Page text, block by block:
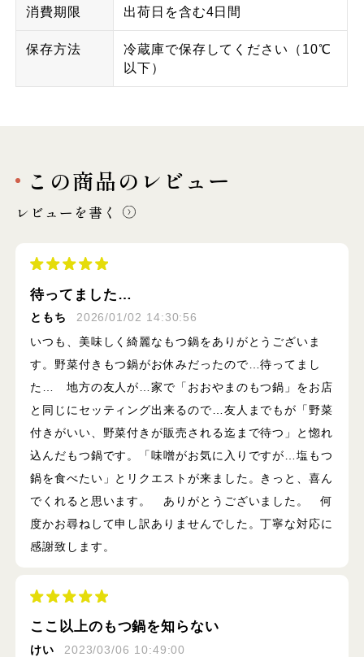
消費期限 出荷日を含む4日間
保存方法
冷蔵庫で保存してください（10℃
以下）
この商品のレビュー
レビューを書く
待ってました…
ともち
2026/01/02 14:30:56
いつも、美味しく綺麗なもつ鍋をありがとうございま
す。野菜付きもつ鍋がお休みだったので…待ってまし
た… 地方の友人が…家で「おおやまのもつ鍋」をお店
と同じにセッティング出来るので…友人までもが「野菜
付きがいい、野菜付きが販売される迄まで待つ」と惚れ
込んだもつ鍋です。「味噌がお気に入りですが…塩もつ
鍋を食べたい」とリクエストが来ました。きっと、喜ん
でくれると思います。 ありがとうございました。 何
度かお尋ねして申し訳ありませんでした。丁寧な対応に
感謝致します。
ここ以上のもつ鍋を知らない
けい
2023/03/06 10:49:00